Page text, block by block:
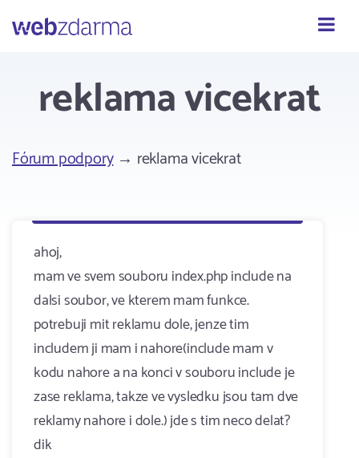
Webzdarma
reklama vicekrat
Fórum podpory→ reklama vicekrat
ahoj,
mam ve svem souboru index.php include na
dalsi soubor, ve kterem mam funkce.
potrebuji mit reklamu dole, jenze tim
includem ji mam i nahore(include mam v
kodu nahore a na konci v souboru include je
zase reklama, takze ve vysledku jsou tam dve
reklamy nahore i dole.) jde s tim neco delat?
dik